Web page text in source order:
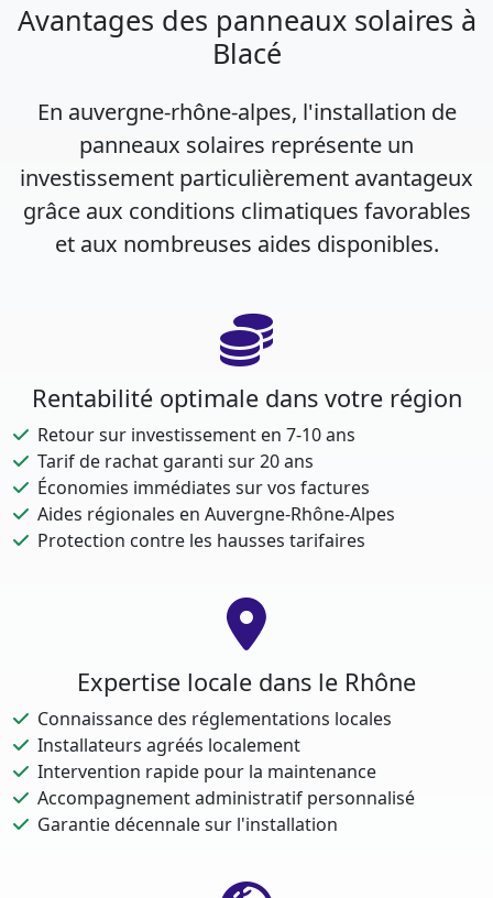
Avantages des panneaux solaires à
Blacé
En auvergne-rhône-alpes, l'installation de
panneaux solaires représente un
investissement particulièrement avantageux
grâce aux conditions climatiques favorables
et aux nombreuses aides disponibles.
Rentabilité optimale dans votre région
Retour sur investissement en 7-10 ans
Tarif de rachat garanti sur 20 ans
Économies immédiates sur vos factures
Aides régionales en Auvergne-Rhône-Alpes
Protection contre les hausses tarifaires
Expertise locale dans le Rhône
Connaissance des réglementations locales
Installateurs agréés localement
Intervention rapide pour la maintenance
Accompagnement administratif personnalisé
Garantie décennale sur l'installation